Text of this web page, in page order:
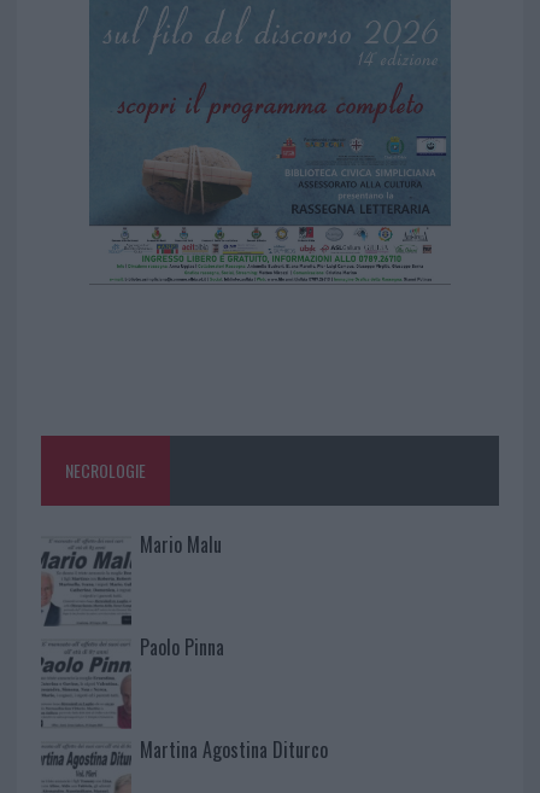
NECROLOGIE
Mario Malu
Paolo Pinna
Martina Agostina Diturco